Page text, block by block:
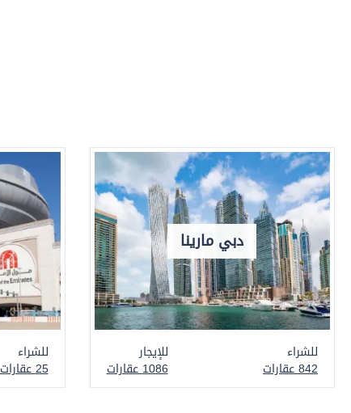
دبي مارينا
للشراء
842 عقارات
للإيجار
1086 عقارات
للشراء
25 عقارات